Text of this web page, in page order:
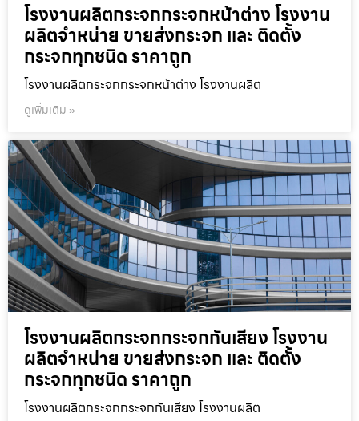
โรงงานผลิตกระจกกระจกหน้าต่าง โรงงาน
ผลิตจำหน่าย ขายส่งกระจก และ ติดตั้ง
กระจกทุกชนิด ราคาถูก
โรงงานผลิตกระจกกระจกหน้าต่าง โรงงานผลิต
ดูเพิ่มเติม »
โรงงานผลิตกระจกกระจกกันเสียง โรงงาน
ผลิตจำหน่าย ขายส่งกระจก และ ติดตั้ง
กระจกทุกชนิด ราคาถูก
โรงงานผลิตกระจกกระจกกันเสียง โรงงานผลิต